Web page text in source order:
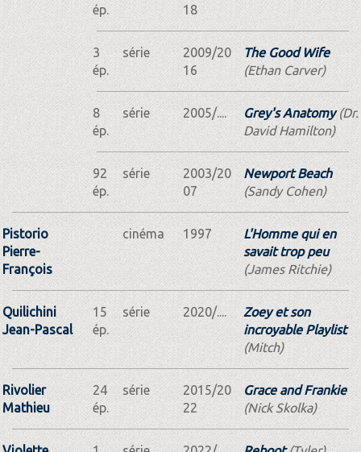
ép.
18
3
ép.
série
2009/20
16
The Good Wife
(Ethan Carver)
8
ép.
série 2005/.... Grey's Anatomy(Dr.
David Hamilton)
92
ép.
série
2003/20
07
Newport Beach
(Sandy Cohen)
Pistorio
Pierre-
François
cinéma 1997
L'Homme qui en
savait trop peu
(James Ritchie)
Quilichini
Jean-Pascal
15
ép.
série 2020/....
Zoey et son
incroyable Playlist
(Mitch)
Rivolier
Mathieu
24
ép.
série
2015/20
22
Grace and Frankie
(Nick Skolka)